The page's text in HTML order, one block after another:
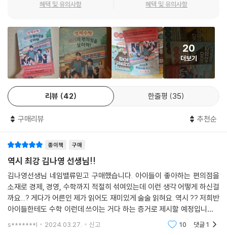
예쁠수록 잘 팔리니까
펀딩 금액 달성! 날로 바빠지는 CEO 5총사
나영 샘의 경제경영학 미니 강의?
┗자금 조달, 기업을 키우기 위한 사람들의 도움
경제 속에 숨은 수학?
9장 우리만의 특색으로 브랜딩에서 홍보까지
우리랑 콜라보한 비스킷이 나온다고?
희귀하게 만드니까 사람들이 열광해
맨날 똑같은 것만 먹는 사람은 없잖아
판매와 재고 체크를 통해 고객을 알게 돼
나영 샘의 경제경영학 미니 강의?
┗브랜드, 도대체 그건 어떤 가치가 있어?
┗디토 소비, 나도 너랑 같은 거 살래
을 살리기 위해 편의점 이윤을 합리적으로 극대화하는 방법을 찾기 시작한
다. 편의점의 CEO가 된 5인방은 소비자 심리, 품목 선택, 가격 결정, 적정
주문량, 최상의 진열, 이벤트 등, 경제와 경영의 기본을 익히고 그 모든 과
정에서 5총사는 경제수학 개념을 하나씩 터득해가간다. 이때 현실과 전혀
무관하게 느껴진 함수와 가격, 부등식과 선택, 확률과 금융, 비례와 무역
등, 알고 보면 일상의 모든 것이 수학을 기반에 두고 있다는 사실을 익힌다.
이 책을 통해 경제수학·경영·경제에 대해 체계적으로 사고할 수 있고, 낯선
들에게 어떻게 아이디어를 구체화하는지 알려주고, 경제와 수학을 아우르
교에서 학생들을 가르친 저자가 청소년들의 실질적인 궁금증을 기반으로
집필되었기에 현장의 선생님들과 학부모들에게도 유용할 것이다.
현실의 문제를 해결하며 수학적 사고를 배우는,
무지개 중학교 최상위권 5총사의 첫 《경제수학》 수업!
우리 주변에 어디에나 볼 수 있는 편의점. 청소년들에게 편의점은 수업이
혜택 및 유의사항 혜택 및 유의사항
20
더보기
리뷰 42 한줄평 35
구매리뷰 추천순
종이책 구매
역시 최강 김나영 선생님!!
김나영선생님 네임밸류믿고 구매했습니다. 아이들이 좋아하는 편의점을
소재로 경제, 경영, 수학까지 적절히 섞여있는데 이런 생각 어떻게 하신걸
까요...? 게다가 어른인 제가 읽어도 재미있게 술술 읽혀요. 역시 ?? 저희반
아이들한테도 수학 이런데 쓰이는 거다 하는 증거로 제시할 예정입니다.^
s*******l 2024.03.27. 신고 10 댓글1